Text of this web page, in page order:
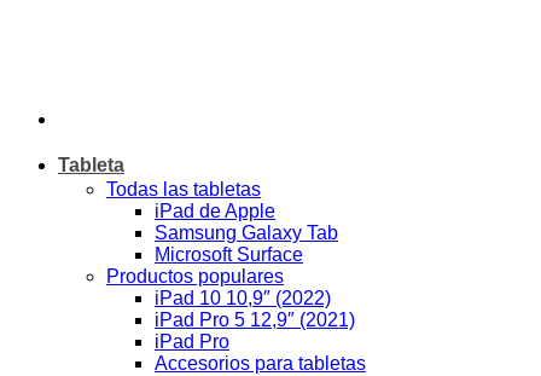
Tableta
Todas las tabletas
iPad de Apple
Samsung Galaxy Tab
Microsoft Surface
Productos populares
iPad 10 10,9″ (2022)
iPad Pro 5 12,9″ (2021)
iPad Pro
Accesorios para tabletas